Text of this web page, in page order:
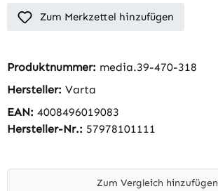
Zum Merkzettel hinzufügen
Produktnummer: media.39-470-318
Hersteller: Varta
EAN: 4008496019083
Hersteller-Nr.: 57978101111
Zum Vergleich hinzufügen